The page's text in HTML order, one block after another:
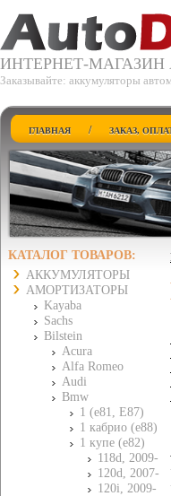
ИНТЕРНЕТ-
Заказывайте: аккумуляторы
ГЛАВНАЯ / ЗАКАЗ,
КАТАЛОГ ТОВАРОВ:
АККУМУЛЯТОРЫ
АМОРТИЗАТОРЫ
Kayaba
Sachs
Bilstein
Acura
Alfa Romeo
Audi
Bmw
1 (e81, E87)
1 кабрио (e88)
1 купе (e82)
118d, 2009-
120d, 2007-
120i, 2009-